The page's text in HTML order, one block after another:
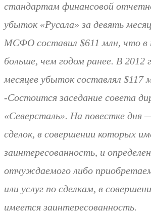
стандартам финансовой
убыток «Русала» за девять
МСФО составил $611 млн, что в
больше, чем годом ранее. В 2012
месяцев убыток составлял $117
-Состоится заседание совета
«Северсталь». На повестке дня
сделок, в совершении которых
заинтересованность, и
отчуждаемого либо
или услуг по сделкам, в
имеется заинтересованность.